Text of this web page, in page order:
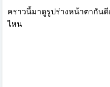
คราวนี้มาดูรูปร่างหน้าตากัน
ไหน